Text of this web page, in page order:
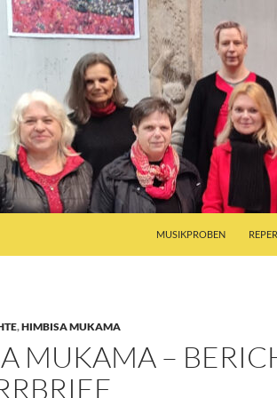
MUSIKPROBEN
,HIMBISA MUKAMA
MUKAMA –